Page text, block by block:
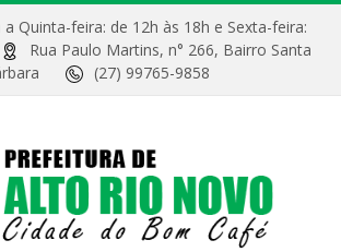
a Quinta-feira: de 12h às 18h e Sexta-feira:
Rua Paulo Martins, n° 266, Bairro Santa
(27) 99765-9858